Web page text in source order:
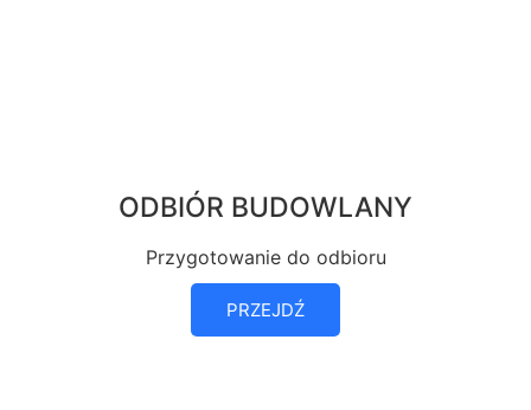
ODBIÓR BUDOWLANY
Przygotowanie do odbioru
PRZEJDŹ